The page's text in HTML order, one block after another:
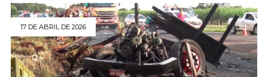
17 DE ABRIL DE 2026